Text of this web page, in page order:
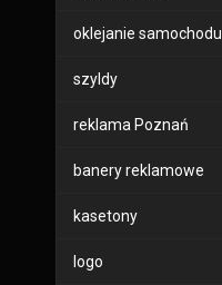
oklejanie samochodu
szyldy
reklama Poznań
banery reklamowe
kasetony
logo